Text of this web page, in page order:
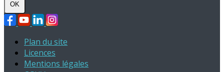
OK
Plan du site
Licences
Mentions légales